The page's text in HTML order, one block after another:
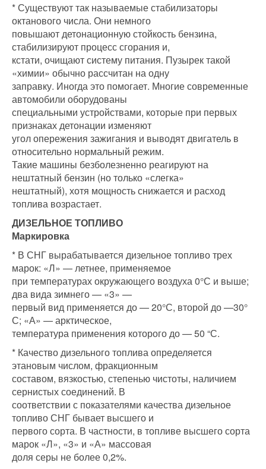
* Существуют так называемые стабилизаторы
октанового числа. Они немного
повышают детонационную стойкость бензина,
стабилизируют процесс сгорания и,
кстати, очищают систему питания. Пузырек такой
«химии» обычно рассчитан на одну
заправку. Иногда это помогает. Многие современные
автомобили оборудованы
специальными устройствами, которые при первых
признаках детонации изменяют
угол опережения зажигания и выводят двигатель в
относительно нормальный режим.
Такие машины безболезненно реагируют на
нештатный бензин (но только «слегка»
нештатный), хотя мощность снижается и расход
топлива возрастает.
ДИЗЕЛЬНОЕ ТОПЛИВО
Маркировка
* В СНГ вырабатывается дизельное топливо трех
марок: «Л» — летнее, применяемое
при температурах окружающего воздуха 0°С и выше;
два вида зимнего — «3» —
первый вид применяется до — 20°С, второй до —30°
С; «А» — арктическое,
температура применения которого до — 50 “С.
* Качество дизельного топлива определяется
этановым числом, фракционным
составом, вязкостью, степенью чистоты, наличием
сернистых соединений. В
соответствии с показателями качества дизельное
топливо СНГ бывает высшего и
первого сорта. В частности, в топливе высшего сорта
марок «Л», «3» и «А» массовая
доля серы не более 0,2%.